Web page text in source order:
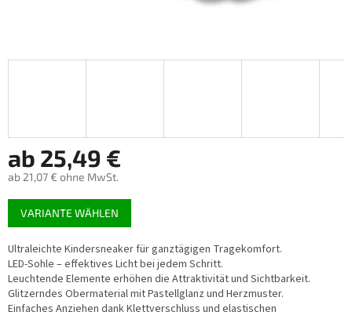
ab 25,49 €
ab 21,07 € ohne MwSt.
Verkaufspreis:
VARIANTE WÄHLEN
Ultraleichte Kindersneaker für ganztägigen Tragekomfort.
LED-Sohle – effektives Licht bei jedem Schritt.
Leuchtende Elemente erhöhen die Attraktivität und Sichtbarkeit.
Glitzerndes Obermaterial mit Pastellglanz und Herzmuster.
Einfaches Anziehen dank Klettverschluss und elastischen